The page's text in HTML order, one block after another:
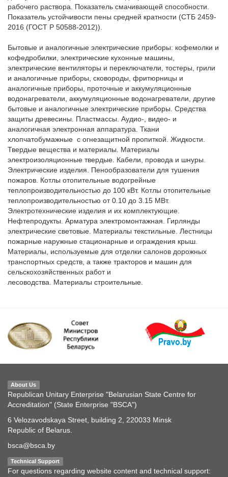
рабочего раствора. Показатель смачивающей способности.
Показатель устойчивости пены средней кратности (СТБ 2459-
2016 (ГОСТ Р 50588-2012)).
Бытовые и аналогичные электрические приборы: кофемолки и
кофедробилки, электрические кухонные машины,
электрические вентиляторы и переключатели, тостеры, грили
и аналогичные приборы, сковороды, фритюрницы и
аналогичные приборы, проточные и аккумуляционные
водонагреватели, аккумуляционные водонагреватели, другие
бытовые и аналогичные электрические приборы. Средства
защиты древесины. Пластмассы. Аудио-, видео- и
аналогичная электронная аппаратура. Ткани
хлопчатобумажные  с огнезащитной пропиткой. Жидкости.
Твердые вещества и материалы. Материалы
электроизоляционные твердые. Кабели, провода и шнуры.
Электрические изделия. Пенообразователи для тушения
пожаров. Котлы отопительные водогрейные
теплопроизводительностью до 100 кВт. Котлы отопительные
теплопроизводительностью от 0.10 до 3.15 МВт.
Электротехнические изделия и их комплектующие.
Нефтепродукты. Арматура электромонтажная. Гирлянды
электрические световые. Материалы текстильные. Лестницы
пожарные наружные стационарные и ограждения крыш.
Материалы, используемые для отделки салонов дорожных
транспортных средств, а также тракторов и машин для
сельскохозяйственных работ и
лесоводства. Материалы строительные.
About Us
Republican Unitary Enterprise "Belarusian State Centre for
Accreditation" (State Enterprise "BSCA")
6 Velozavodskaya Street, building 2, 220033 Minsk
Republic of Belarus.
bsca@bsca.by
Technical Support
For questions regarding website content and technical support: